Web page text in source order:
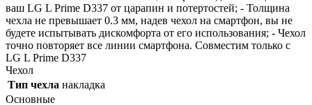
ваш LG L Prime D337 от царапин и потертостей; - Толщина
чехла не превышает 0.3 мм, надев чехол на смартфон, вы не
будете испытывать дискомфорта от его использования; - Чехол
точно повторяет все линии смартфона. Совместим только с
LG L Prime D337
Чехол
Тип чехла накладка
Основные